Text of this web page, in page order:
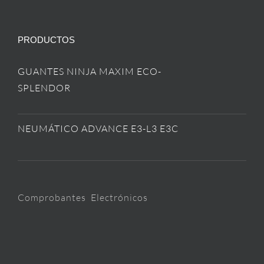
PRODUCTOS
GUANTES NINJA MAXIM ECO-
SPLENDOR
NEUMÁTICO ADVANCE E3-L3 E3C
Comprobantes Electrónicos